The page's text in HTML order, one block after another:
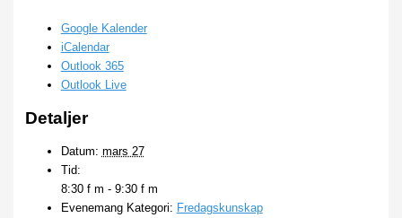
Google Kalender
iCalendar
Outlook 365
Outlook Live
Detaljer
Datum: mars 27
Tid:
8:30 f m - 9:30 f m
Evenemang Kategori: Fredagskunskap